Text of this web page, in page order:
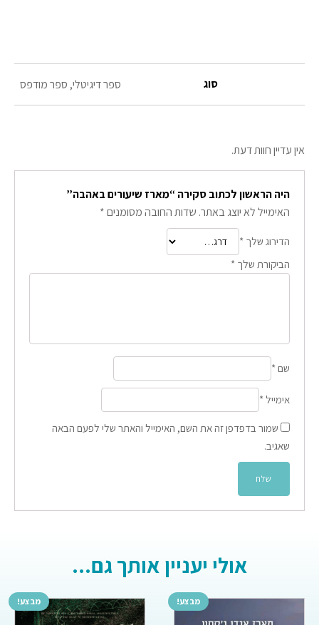
סוג ספר דיגיטלי, ספר מודפס
אין עדיין חוות דעת.
היה הראשון לכתוב סקירה “מארז שיעורים באהבה”
האימייל לא יוצג באתר. שדות החובה מסומנים*
הדירוג שלך *
הביקורת שלך *
שם *
אימייל *
שמור בדפדפן זה את השם, האימייל והאתר שלי לפעם הבאה
שאגיב.
אולי יעניין אותך גם...
מבצע! מבצע!